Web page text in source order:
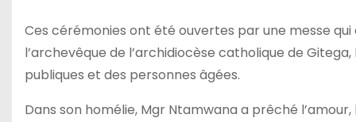
Ces cérémonies ont été ouvertes par une messe
l’archevêque de l’archidiocèse catholique de
publiques et des personnes âgées.
Dans son homélie, Mgr Ntamwana a prêché